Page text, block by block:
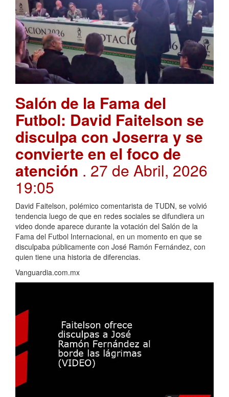
Salón de la Fama del
Futbol: David Faitelson se
disculpa con Joserra y se
convierte en el foco de
atención . 27 de Abril, 2026
19:05
David Faitelson, polémico comentarista de TUDN, se volvió
tendencia luego de que en redes sociales se difundiera un
video donde aparece durante la votación del Salón de la
Fama del Futbol Internacional, en un momento en que se
disculpaba públicamente con José Ramón Fernández, con
quien tiene una historia de diferencias.
Vanguardia.com.mx